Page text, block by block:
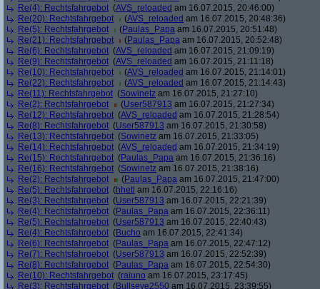
Re(4): Rechtsfahrgebot (AVS_reloaded am 16.07.2015, 20:46:00)
Re(20): Rechtsfahrgebot
(AVS_reloaded am 16.07.2015, 20:48:36)
Re(5): Rechtsfahrgebot
(Paulas_Papa am 16.07.2015, 20:51:48)
Re(21): Rechtsfahrgebot
(Paulas_Papa am 16.07.2015, 20:52:48)
Re(6): Rechtsfahrgebot (AVS_reloaded am 16.07.2015, 21:09:19)
Re(9): Rechtsfahrgebot (AVS_reloaded am 16.07.2015, 21:11:18)
Re(10): Rechtsfahrgebot
(AVS_reloaded am 16.07.2015, 21:14:01)
Re(22): Rechtsfahrgebot
(AVS_reloaded am 16.07.2015, 21:14:43)
Re(11): Rechtsfahrgebot (Sowinetz am 16.07.2015, 21:27:10)
Re(2): Rechtsfahrgebot
(User587913 am 16.07.2015, 21:27:34)
Re(12): Rechtsfahrgebot (AVS_reloaded am 16.07.2015, 21:28:54)
Re(8): Rechtsfahrgebot (User587913 am 16.07.2015, 21:30:58)
Re(13): Rechtsfahrgebot (Sowinetz am 16.07.2015, 21:33:05)
Re(14): Rechtsfahrgebot (AVS_reloaded am 16.07.2015, 21:34:19)
Re(15): Rechtsfahrgebot (Paulas_Papa am 16.07.2015, 21:36:16)
Re(16): Rechtsfahrgebot (Sowinetz am 16.07.2015, 21:38:16)
Re(2): Rechtsfahrgebot
(Paulas_Papa am 16.07.2015, 21:47:00)
Re(5): Rechtsfahrgebot (hhetl am 16.07.2015, 22:16:16)
Re(3): Rechtsfahrgebot (User587913 am 16.07.2015, 22:21:39)
Re(4): Rechtsfahrgebot (Paulas_Papa am 16.07.2015, 22:36:11)
Re(5): Rechtsfahrgebot (User587913 am 16.07.2015, 22:40:43)
Re(4): Rechtsfahrgebot (Bucho am 16.07.2015, 22:41:34)
Re(6): Rechtsfahrgebot (Paulas_Papa am 16.07.2015, 22:47:12)
Re(7): Rechtsfahrgebot (User587913 am 16.07.2015, 22:52:39)
Re(8): Rechtsfahrgebot (Paulas_Papa am 16.07.2015, 22:54:30)
Re(10): Rechtsfahrgebot (raiuno am 16.07.2015, 23:17:45)
Re(3): Rechtsfahrgebot (Bullseye2550 am 16.07.2015, 23:39:55)